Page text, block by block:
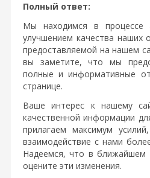
Полный ответ:
Мы находимся в процессе
улучшением качества наших
предоставляемой на нашем
вы заметите, что мы
полные и информативные
странице.
Ваше интерес к нашему
качественной информации
прилагаем максимум
взаимодействие с нами
Надеемся, что в ближайшем
оцените эти изменения.